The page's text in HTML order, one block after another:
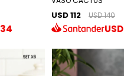
34
USD 112 USD 140
USD